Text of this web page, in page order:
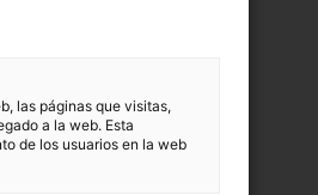
las páginas que visitas,
a la web. Esta
de los usuarios en la web